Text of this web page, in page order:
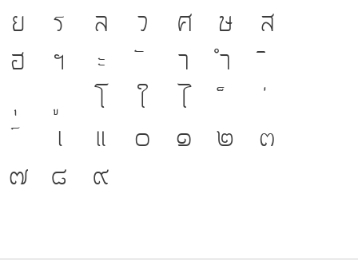
ย ร ล ว ศ ษ
ส
ฮ ฯ ะ า
ำ
โ
ใ
ไ
เ
แ ๐ ๑ ๒
๓
๗ ๘ ๙